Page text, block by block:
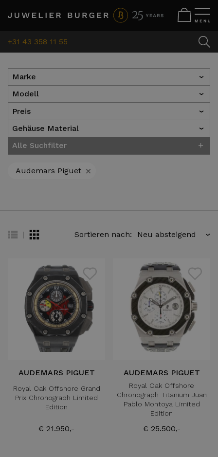
+31 43 358 11 55
Marke ›
Modell ›
Preis ›
Gehäuse Material ›
Alle Suchfilter +
Audemars Piguet +
| Sortieren nach: ›
AUDEMARS PIGUET
Royal Oak Offshore Grand
Prix Chronograph Limited
Edition
€ 21.950,-
AUDEMARS PIGUET
Royal Oak Offshore
Chronograph Titanium Juan
Pablo Montoya Limited
Edition
€ 25.500,-